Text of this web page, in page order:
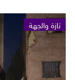
تازة والجهة